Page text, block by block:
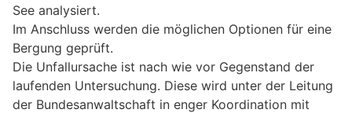
See analysiert.
Im Anschluss werden die möglichen Optionen für eine
Bergung geprüft.
Die Unfallursache ist nach wie vor Gegenstand der
laufenden Untersuchung. Diese wird unter der Leitung
der Bundesanwaltschaft in enger Koordination mit